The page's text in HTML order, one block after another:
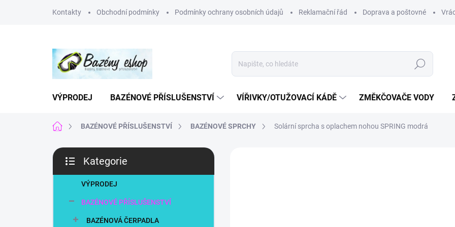
Kontakty Obchodní podmínky Podmínky ochrany osobních údajů Reklamační řád Doprava a poštovné
Hledat
VÝPRODEJ BAZÉNOVÉ PŘÍSLUŠENSTVÍ VÍŘIVKY/OTUŽOVACÍ KÁDĚ ZMĚKČOVAČE VODY
Domů BAZÉNOVÉ PŘÍSLUŠENSTVÍ BAZÉNOVÉ SPRCHY Solární sprcha s oplachem nohou SPRING modrá
P
s
kategorie
Kategorie
VÝPRODEJ
BAZÉNOVÉ PŘÍSLUŠENSTVÍ
BAZÉNOVÁ ČERPADLA